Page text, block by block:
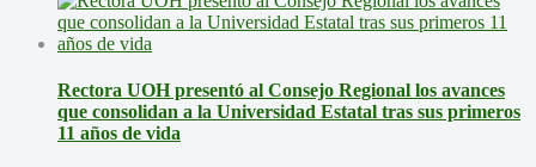
Rectora UOH presentó al Consejo Regional los avances
que consolidan a la Universidad Estatal tras sus primeros
11 años de vida